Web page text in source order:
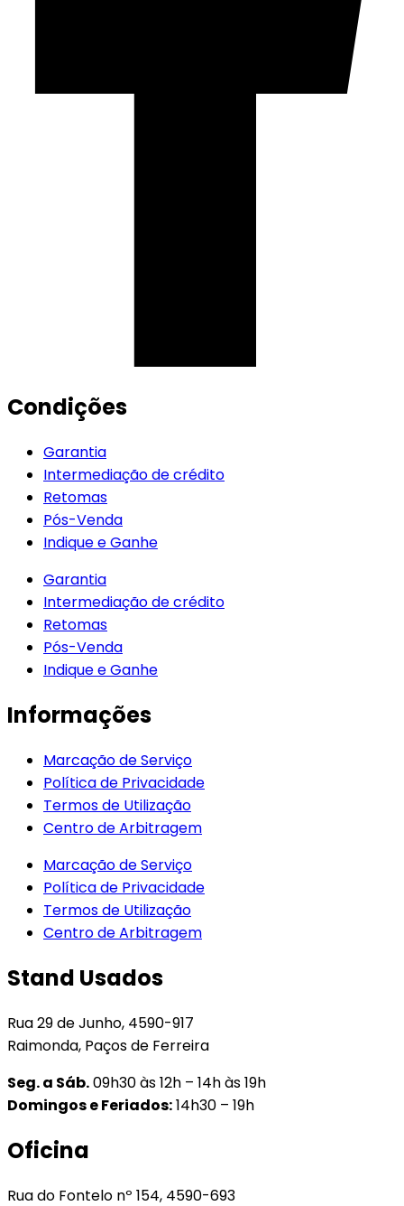
Condições
Garantia
Intermediação de crédito
Retomas
Pós-Venda
Indique e Ganhe
Garantia
Intermediação de crédito
Retomas
Pós-Venda
Indique e Ganhe
Informações
Marcação de Serviço
Política de Privacidade
Termos de Utilização
Centro de Arbitragem
Marcação de Serviço
Política de Privacidade
Termos de Utilização
Centro de Arbitragem
Stand Usados
Rua 29 de Junho, 4590-917
Raimonda, Paços de Ferreira
Seg. a Sáb.09h30 às 12h – 14h às 19h
Domingos e Feriados:14h30 – 19h
Oficina
Rua do Fontelo nº 154, 4590-693